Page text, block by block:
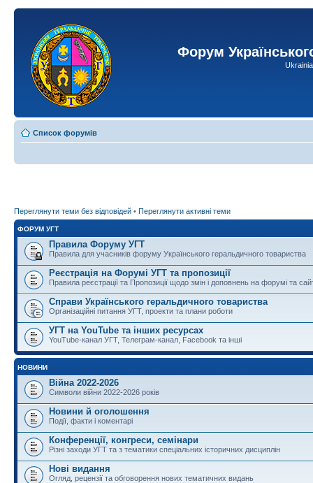
Форум
Список форумів
Переглянути теми без відповідей • Переглянути активні теми
ФОРУМ УГТ
Правила Форуму УГТ
Правила для учасників форуму Українського геральдичного товариства
Реєстрація на Форумі УГТ та пропозиції
Правила реєстрації та Пропозиції щодо змін і доповнень на форумі та
Справи Українського геральдичного товариства
Організаційні питання УГТ, проекти та плани роботи
УГТ на YouTube та інших ресурсах
YouTube-канал УГТ, Телеграм-канал, Facebook та інші
НОВИНИ
Війна 2022-2026
Символи війни 2022-2026 років
Новини й оголошення
Події, факти і коментарі
Конференції, конгреси, семінари
Різні заходи УГТ та з тематики спеціальних історичних дисциплін
Нові видання
Огляд, рецензії та обговорення нових тематичних видань